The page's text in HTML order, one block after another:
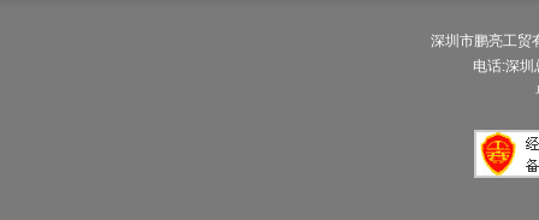
深圳市鹏亮工
电话:深